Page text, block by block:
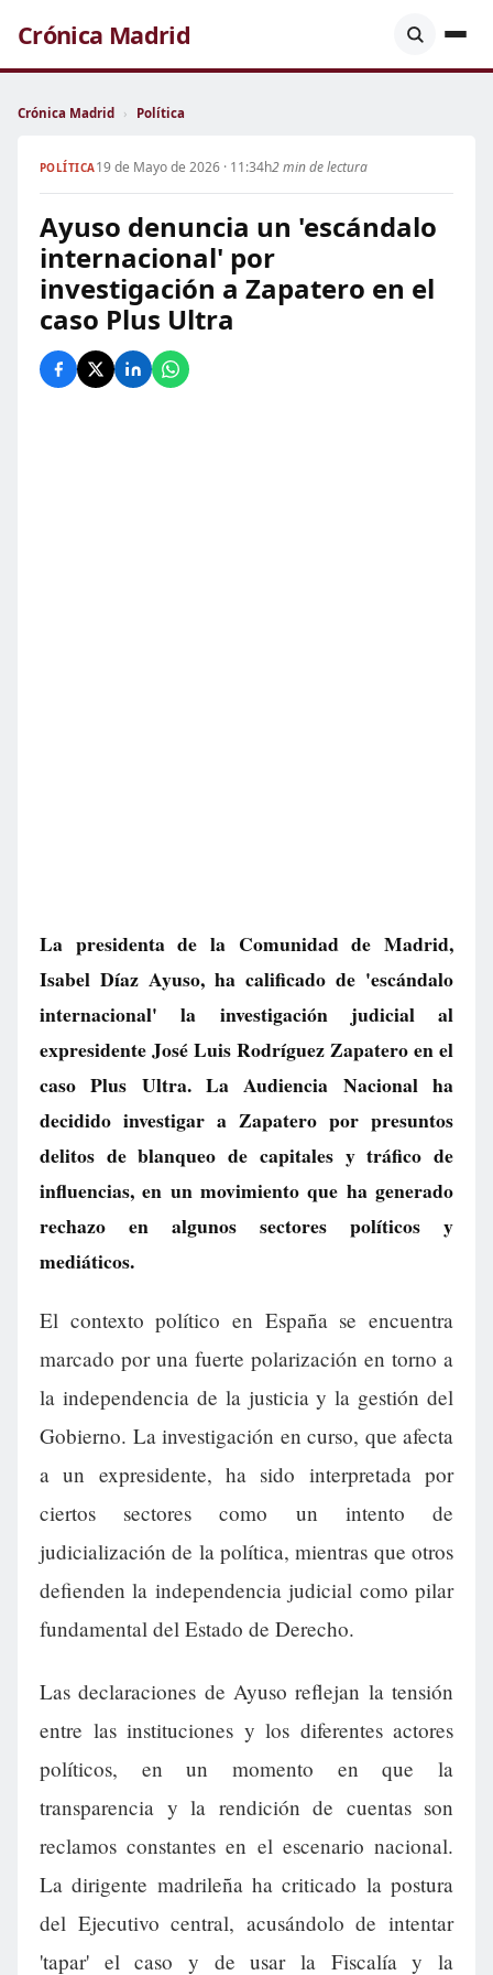
Crónica Madrid
Crónica Madrid › Política
POLÍTICA19 de Mayo de 2026 · 11:34h2 min de lectura
Ayuso denuncia un 'escándalo
internacional' por
investigación a Zapatero en el
caso Plus Ultra
La presidenta de la Comunidad de Madrid,
Isabel Díaz Ayuso, ha calificado de 'escándalo
internacional' la investigación judicial al
expresidente José Luis Rodríguez Zapatero en el
caso Plus Ultra. La Audiencia Nacional ha
decidido investigar a Zapatero por presuntos
delitos de blanqueo de capitales y tráfico de
influencias, en un movimiento que ha generado
rechazo en algunos sectores políticos y
mediáticos.
El contexto político en España se encuentra
marcado por una fuerte polarización en torno a
la independencia de la justicia y la gestión del
Gobierno. La investigación en curso, que afecta
a un expresidente, ha sido interpretada por
ciertos sectores como un intento de
judicialización de la política, mientras que otros
defienden la independencia judicial como pilar
fundamental del Estado de Derecho.
Las declaraciones de Ayuso reflejan la tensión
entre las instituciones y los diferentes actores
políticos, en un momento en que la
transparencia y la rendición de cuentas son
reclamos constantes en el escenario nacional.
La dirigente madrileña ha criticado la postura
del Ejecutivo central, acusándolo de intentar
'tapar' el caso y de usar la Fiscalía y la